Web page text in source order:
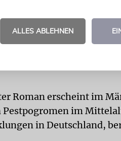
Roman erscheint im
Pestpogromen im
in Deutschland,
ALLES ABLEHNEN